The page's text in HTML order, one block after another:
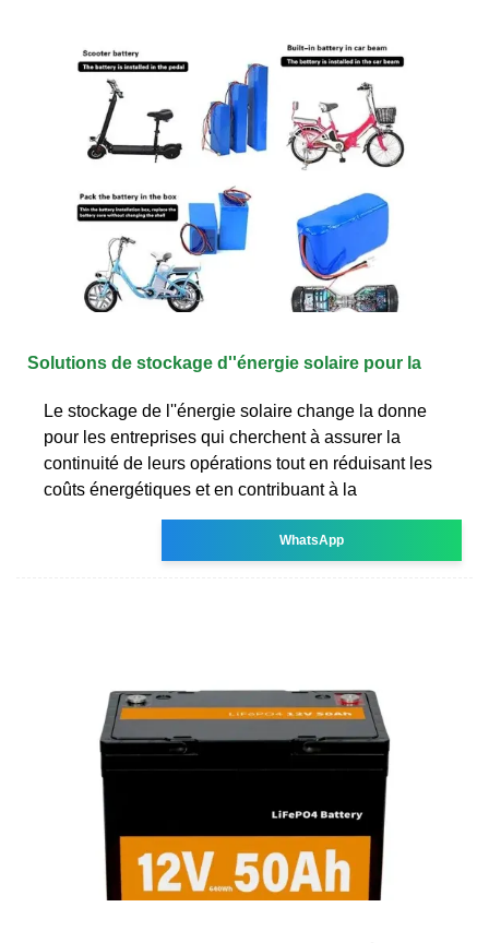
Solutions de stockage d''énergie solaire pour la
Le stockage de l''énergie solaire change la donne
pour les entreprises qui cherchent à assurer la
continuité de leurs opérations tout en réduisant les
coûts énergétiques et en contribuant à la
WhatsApp